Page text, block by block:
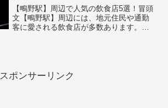
【鴫野駅】周辺で人気の飲食店5選！冒頭
文【鴫野駅】周辺には、地元住民や通勤
客に愛される飲食店が多数あります。焼
スポンサーリンク